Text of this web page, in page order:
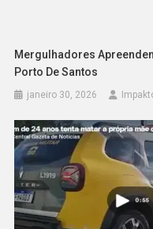
Mergulhadores
Porto De Santos
janeiro 30, 2026